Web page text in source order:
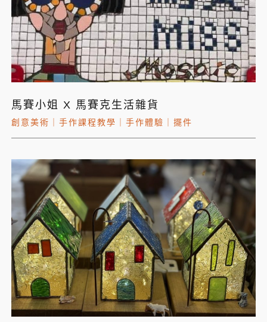
馬賽小姐 X 馬賽克生活雜貨
創意美術 手作課程教學 手作體驗 擺件